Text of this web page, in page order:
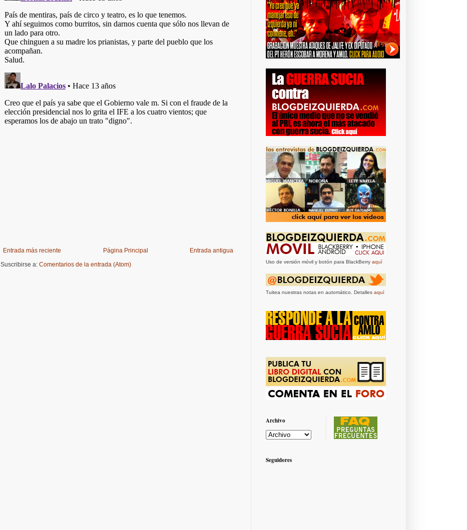
Entrada más reciente Entrada antigua
Página Principal
Suscribirse a: Comentarios de la entrada (Atom) Uso de versión móvil y botón para BlackBerry aquí
Tuitea nuestras notas en automático. Detalles aquí
Archivo
Seguidores